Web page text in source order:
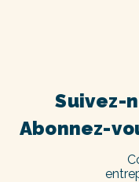
Abonnez-
Suivez-